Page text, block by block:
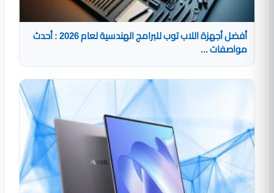
أفضل أجهزة اللاب توب للبرامج الهندسية لعام 2026 : أحدث
مواصفات ...